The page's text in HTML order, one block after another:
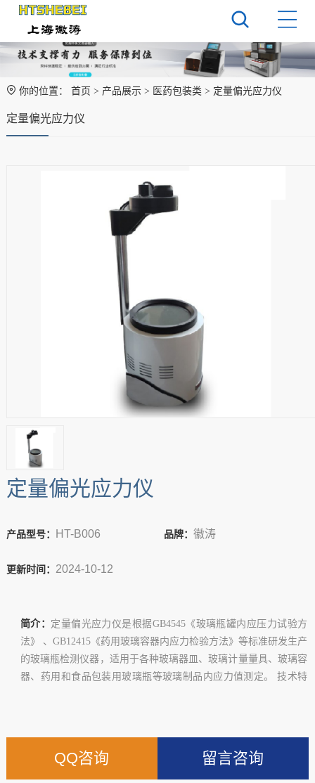
你的位置： 首页 > 产品展示> 医药包装类 > 定量偏光应力仪
定量偏光应力仪
定量偏光应力仪
产品型号： HT-B006 品牌： 徽涛
更新时间： 2024-10-12
简介： 定量偏光应力仪是根据GB4545《玻璃瓶罐内应压力试验方
法》 、GB12415《药用玻璃容器内应力检验方法》等标准研发生产
的玻璃瓶检测仪器，适用于各种玻璃器皿、玻璃计量量具、玻璃容
器、药用和食品包装用玻璃瓶等玻璃制品内应力值测定。 技术特
QQ咨询 留言咨询